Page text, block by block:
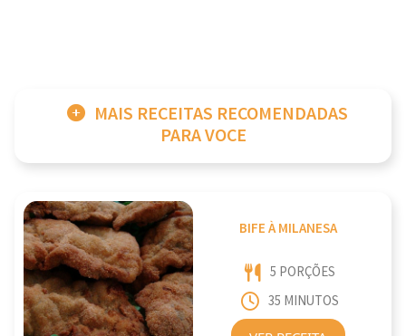
MAIS RECEITAS RECOMENDADAS
PARA VOCE
BIFE À MILANESA
5 PORÇÕES
35 MINUTOS